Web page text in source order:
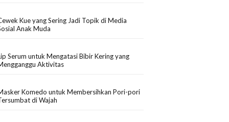
Kue yang Sering Jadi Topik di Media
Anak Muda
Serum untuk Mengatasi Bibir Kering yang
Aktivitas
Komedo untuk Membersihkan Pori-pori
di Wajah